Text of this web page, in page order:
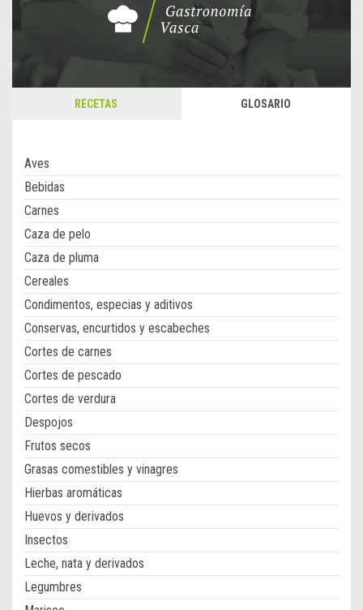
RECETAS GLOSARIO
Aves
Bebidas
Carnes
Caza de pelo
Caza de pluma
Cereales
Condimentos, especias y aditivos
Conservas, encurtidos y escabeches
Cortes de carnes
Cortes de pescado
Cortes de verdura
Despojos
Frutos secos
Grasas comestibles y vinagres
Hierbas aromáticas
Huevos y derivados
Insectos
Leche, nata y derivados
Legumbres